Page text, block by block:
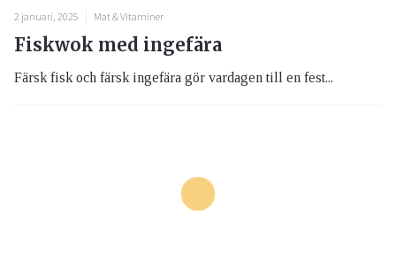
2 januari, 2025 Mat & Vitaminer
Fiskwok med ingefära
Färsk fisk och färsk ingefära gör vardagen till en fest...